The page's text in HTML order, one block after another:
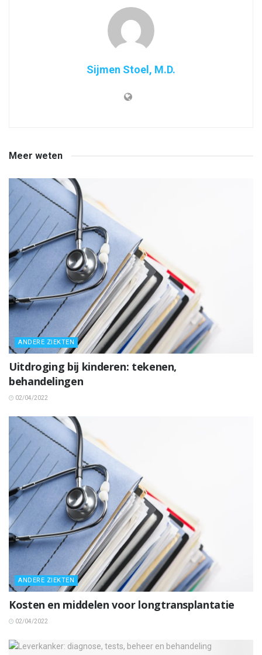
Sijmen Stoel, M.D.
Meer weten
ANDERE ZIEKTEN
Uitdroging bij kinderen: tekenen,
behandelingen
02/04/2022
ANDERE ZIEKTEN
Kosten en middelen voor longtransplantatie
02/04/2022